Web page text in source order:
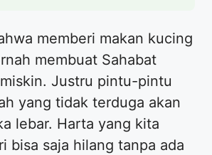
memberi makan kucing
membuat Sahabat
Justru pintu-pintu
yang tidak terduga akan
lebar. Harta yang kita
bisa saja hilang tanpa ada